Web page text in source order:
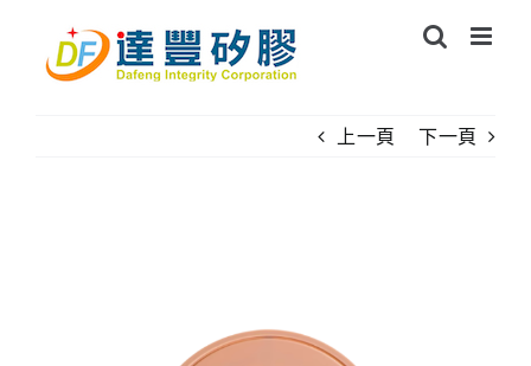
content
上一頁 下一頁